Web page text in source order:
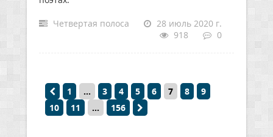
Четвертая полоса
28 июль 2020 г.
918
0
1 ... 3 4 5 6 7 8
9
10
11 ... 156